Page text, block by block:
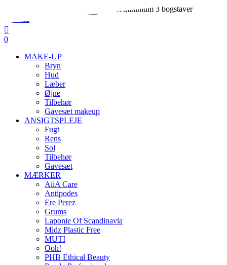
main
content
Indtast minimum 3 bogstaver
Search
search
0
MAKE-UP
Bryn
Hud
Læber
Øjne
Tilbehør
Gavesæt makeup
ANSIGTSPLEJE
Fugt
Rens
Sol
Tilbehør
Gavesæt
MÆRKER
AiiA Care
Antipodes
Ere Perez
Grums
Laponie Of Scandinavia
Midz Plastic Free
MUTI
Ooh!
PHB Ethical Beauty